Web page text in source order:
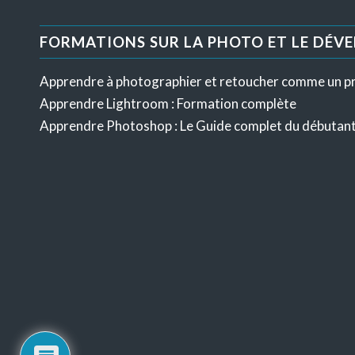
FORMATIONS SUR LA PHOTO ET LE
Apprendre à photographier et retoucher comme un
Apprendre Lightroom : Formation complète
Apprendre Photoshop : Le Guide complet du débutant